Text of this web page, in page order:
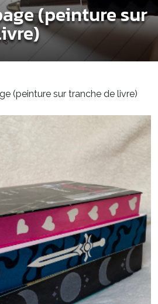
(peinture sur
(peinture sur tranche de livre)